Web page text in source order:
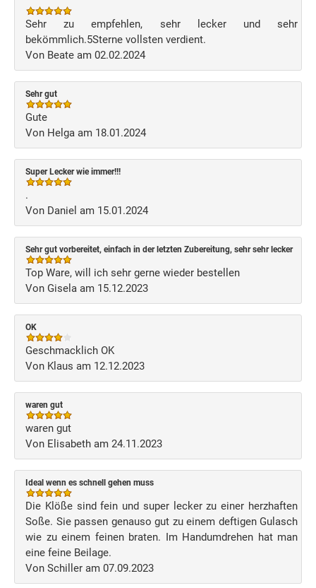
Sehr zu empfehlen, sehr lecker und sehr
bekömmlich.5Sterne vollsten verdient.
Von Beate am 02.02.2024
Sehr gut
Gute
Von Helga am 18.01.2024
Super Lecker wie immer!!!
.
Von Daniel am 15.01.2024
Sehr gut vorbereitet, einfach in der letzten Zubereitung, sehr sehr lecker
Top Ware, will ich sehr gerne wieder bestellen
Von Gisela am 15.12.2023
OK
Geschmacklich OK
Von Klaus am 12.12.2023
waren gut
waren gut
Von Elisabeth am 24.11.2023
Ideal wenn es schnell gehen muss
Die Klöße sind fein und super lecker zu einer herzhaften
Soße. Sie passen genauso gut zu einem deftigen Gulasch
wie zu einem feinen braten. Im Handumdrehen hat man
eine feine Beilage.
Von Schiller am 07.09.2023